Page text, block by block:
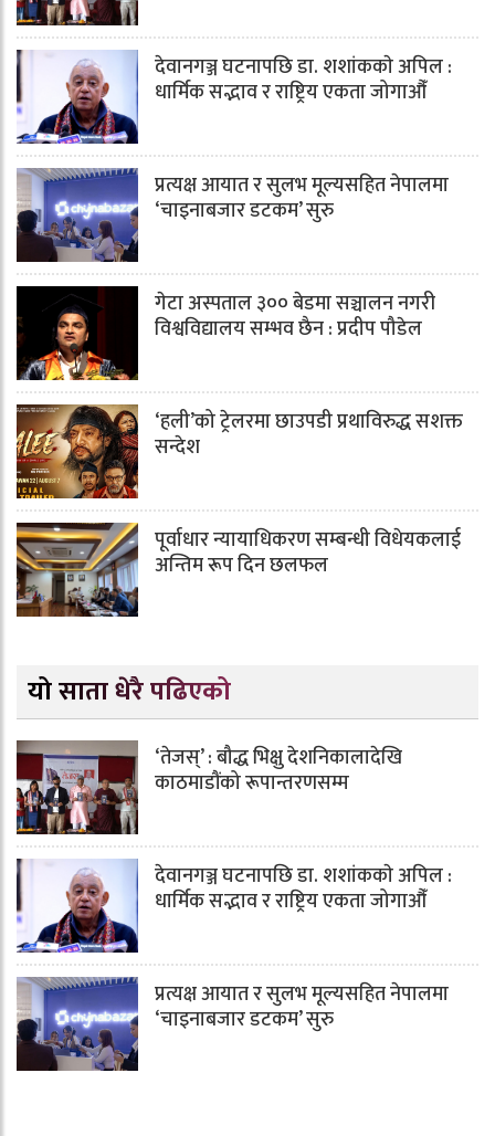
देवानगञ्ज घटनापछि डा. शशांककाे अपिल :
धार्मिक सद्भाव र राष्ट्रिय एकता जोगाऔँ
प्रत्यक्ष आयात र सुलभ मूल्यसहित नेपालमा
‘चाइनाबजार डटकम’ सुरु
गेटा अस्पताल ३०० बेडमा सञ्चालन नगरी
विश्वविद्यालय सम्भव छैन : प्रदीप पौडेल
‘हली’को ट्रेलरमा छाउपडी प्रथाविरुद्ध सशक्त
सन्देश
पूर्वाधार न्यायाधिकरण सम्बन्धी विधेयकलाई
अन्तिम रूप दिन छलफल
यो साता धेरै पढिएको
‘तेजस्’ : बौद्ध भिक्षु देशनिकालादेखि
काठमाडौंको रूपान्तरणसम्म
देवानगञ्ज घटनापछि डा. शशांककाे अपिल :
धार्मिक सद्भाव र राष्ट्रिय एकता जोगाऔँ
प्रत्यक्ष आयात र सुलभ मूल्यसहित नेपालमा
‘चाइनाबजार डटकम’ सुरु